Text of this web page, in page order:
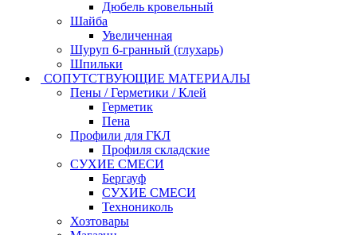
Дюбель кровельный
Шайба
Увеличенная
Шуруп 6-гранный (глухарь)
Шпильки
СОПУТСТВУЮЩИЕ МАТЕРИАЛЫ
Пены / Герметики / Клей
Герметик
Пена
Профили для ГКЛ
Профиля складские
СУХИЕ СМЕСИ
Бергауф
СУХИЕ СМЕСИ
Технониколь
Хозтовары